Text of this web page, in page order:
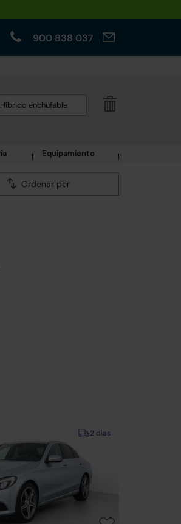
900 838 037
Híbrido enchufable
Equipamiento
Ordenar por
2 días